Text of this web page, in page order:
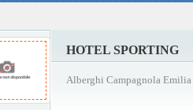
HOTEL SPORTING
Alberghi Campagnola Emilia